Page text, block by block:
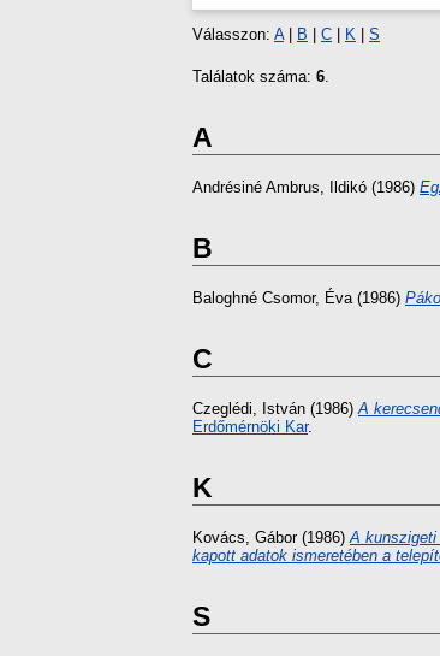
Válasszon: A| B C K S
Találatok száma: 6.
A
Andrésiné Ambrus, Ildikó (1986)
B
Baloghné Csomor, Éva(1986)
C
Czeglédi, István (1986)A
Erdőmérnöki Kar.
K
Kovács, Gábor(1986)A kunszigeti
kapott adatok ismeretében a
S